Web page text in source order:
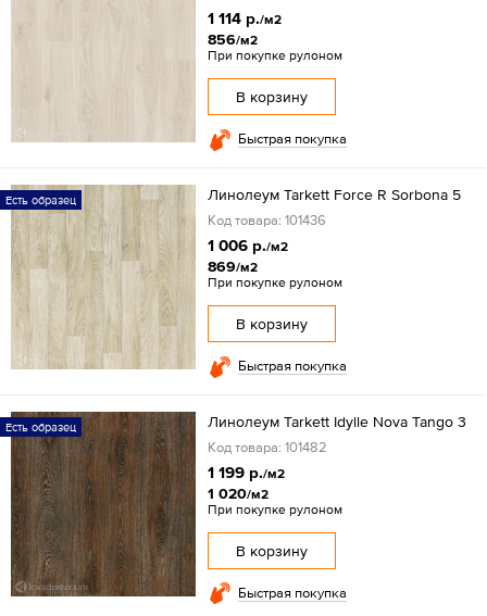
1 114 р./м2
856/м2
При покупке рулоном
В корзину
Быстрая покупка
Есть образец Линолеум Tarkett Force R Sorbona 5
Код товара: 101436
1 006 р./м2
869/м2
При покупке рулоном
В корзину
Быстрая покупка
Есть образец Линолеум Tarkett Idylle Nova Tango 3
Код товара: 101482
1 199 р./м2
1 020/м2
При покупке рулоном
В корзину
Быстрая покупка